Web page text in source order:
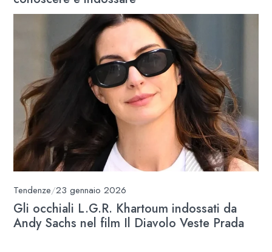
Tendenze/23 gennaio 2026
Gli occhiali L.G.R. Khartoum indossati da
Andy Sachs nel film Il Diavolo Veste Prada